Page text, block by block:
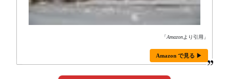
「Amazonより引用」
Amazon で見る ▶